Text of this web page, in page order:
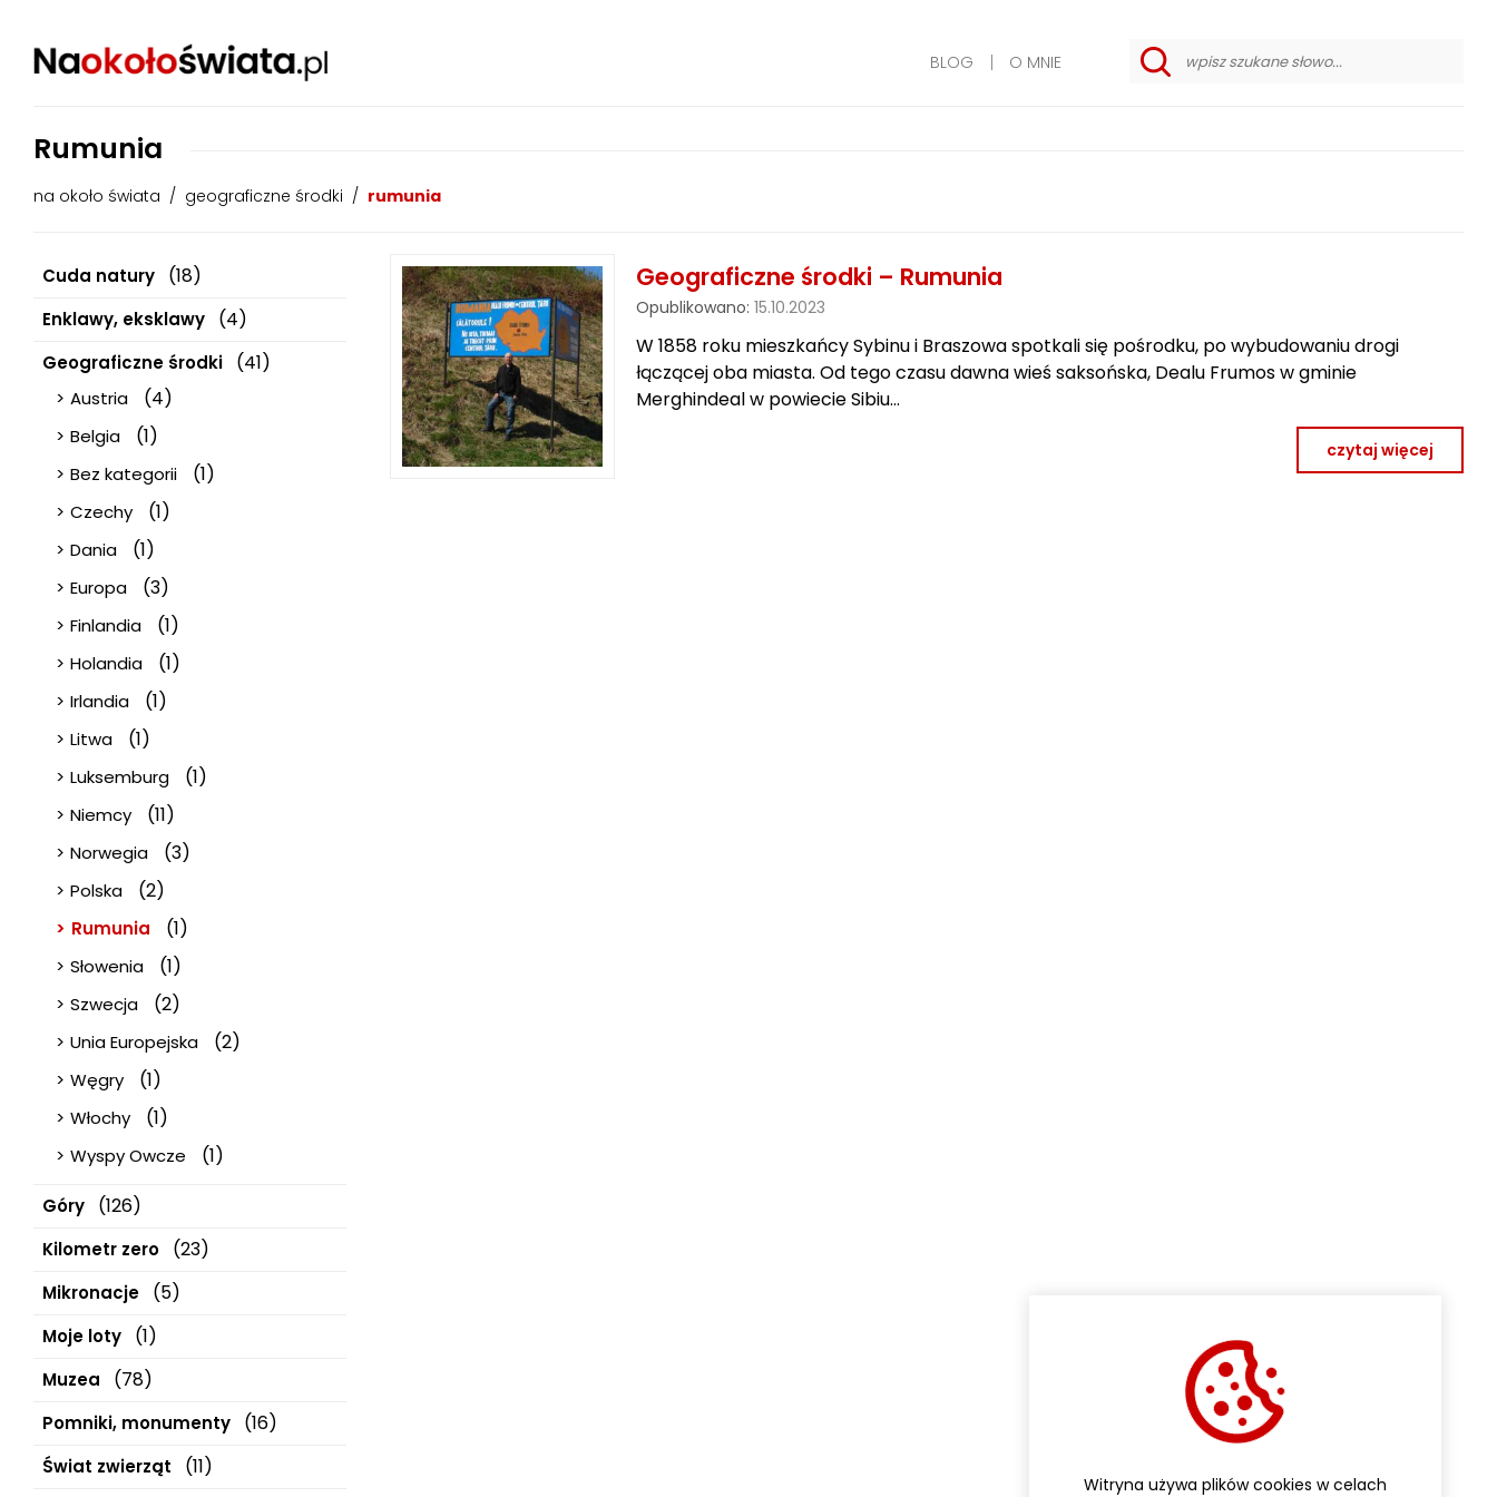
BLOG O MNIE
n
Rumunia
na około świata / geograficzne środki / rumunia
Cuda natury (18)
Enklawy, eksklawy (4)
Geograficzne środki (41)
Austria (4)
Belgia (1)
Bez kategorii (1)
Czechy (1)
Dania (1)
Europa (3)
Finlandia (1)
Holandia (1)
Irlandia (1)
Litwa (1)
Luksemburg (1)
Niemcy (11)
Norwegia (3)
Polska (2)
Rumunia (1)
Słowenia (1)
Szwecja (2)
Unia Europejska (2)
Węgry (1)
Włochy (1)
Wyspy Owcze (1)
Góry (126)
Kilometr zero (23)
Mikronacje (5)
Moje loty (1)
Muzea (78)
Pomniki, monumenty (16)
Świat zwierząt (11)
Geograficzne środki – Rumunia
Opublikowano: 15.10.2023
W 1858 roku mieszkańcy Sybinu i Braszowa spotkali się pośrodku, po wybudowaniu drogi
łączącej oba miasta. Od tego czasu dawna wieś saksońska, Dealu Frumos w gminie
Merghindeal w powiecie Sibiu…
czytaj więcej
Witryna używa plików cookies w celach